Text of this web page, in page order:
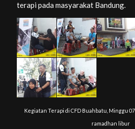
terapi pada masyarakat Bandung.
Kegiatan Terapi di CFD Buahbatu, Minggu
ramadhan libur